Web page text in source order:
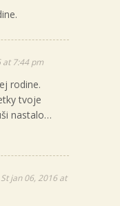
at 7:44 pm
rodine.
tvoje
nastalo…
St jan 06, 2016 at